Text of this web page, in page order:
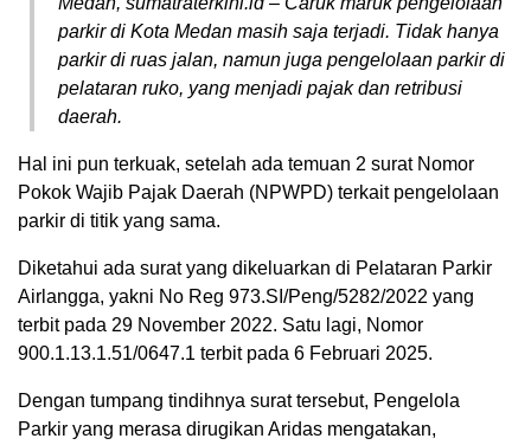
parkir di Kota Medan masih saja terjadi. Tidak hanya
parkir di ruas jalan, namun juga pengelolaan parkir di
pelataran ruko, yang menjadi pajak dan retribusi
daerah.
Hal ini pun terkuak, setelah ada temuan 2 surat Nomor
Pokok Wajib Pajak Daerah (NPWPD) terkait pengelolaan
parkir di titik yang sama.
Diketahui ada surat yang dikeluarkan di Pelataran Parkir
Airlangga, yakni No Reg 973.SI/Peng/5282/2022 yang
terbit pada 29 November 2022. Satu lagi, Nomor
900.1.13.1.51/0647.1 terbit pada 6 Februari 2025.
Dengan tumpang tindihnya surat tersebut, Pengelola
Parkir yang merasa dirugikan Aridas mengatakan,